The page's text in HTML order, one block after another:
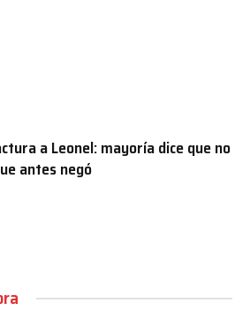
a Leonel: mayoría dice que no
antes negó